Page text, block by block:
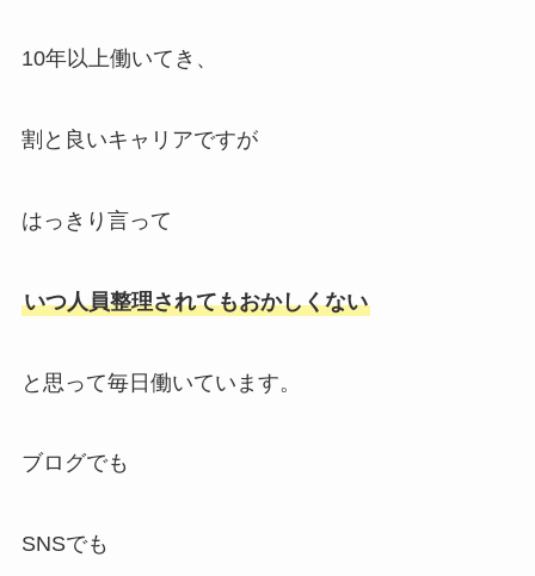
10年以上働いてき、
割と良いキャリアですが
はっきり言って
いつ人員整理されてもおかしくない
と思って毎日働いています。
ブログでも
SNSでも